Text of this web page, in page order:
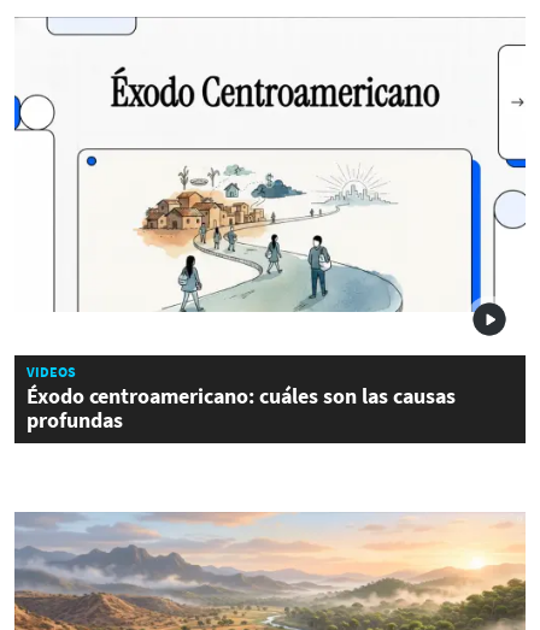
VIDEOS
Éxodo centroamericano: cuáles son las causas
profundas